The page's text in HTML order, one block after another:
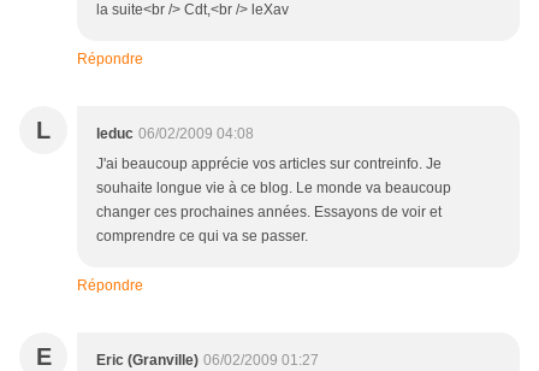
la suite<br /> Cdt,<br /> leXav
Répondre
L leduc 06/02/2009 04:08
J'ai beaucoup apprécie vos articles sur contreinfo. Je
souhaite longue vie à ce blog. Le monde va beaucoup
changer ces prochaines années. Essayons de voir et
comprendre ce qui va se passer.
Répondre
E Eric (Granville) 06/02/2009 01:27